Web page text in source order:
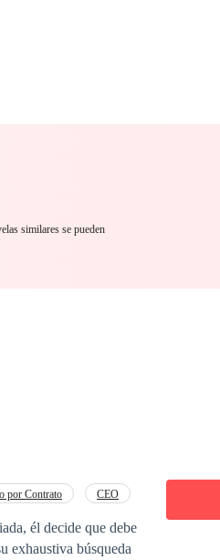
similares se pueden
por Contrato
CEO
él decide que debe
exhaustiva búsqueda